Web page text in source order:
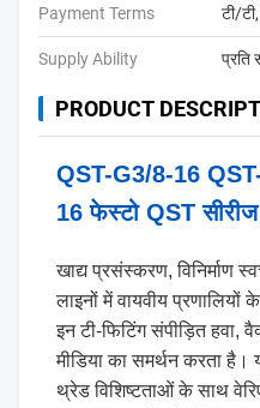
Payment Terms टी/
Supply Ability प्रति
PRODUCT
QST-G3/8-16
16 फेस्टो QST
खाद्य प्रसंस्करण, विनिर्माण
लाइनों में वायवीय
इन टी-फिटिंग संपीड़ित हवा,
मीडिया का समर्थन करता
थ्रेड विशिष्टताओं के साथ